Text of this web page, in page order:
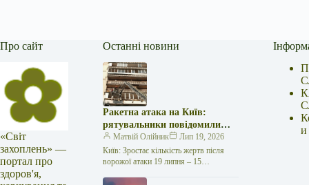
Про сайт
«Світ
захоплень» —
портал про
здоров'я,
Останні новини
Ракетна атака на Київ:
рятувальники повідомили
про 15 поранених
Матвій Олійник
Лип 19, 2026
Київ: Зростає кількість жертв після
ворожої атаки 19 липня – 15
и